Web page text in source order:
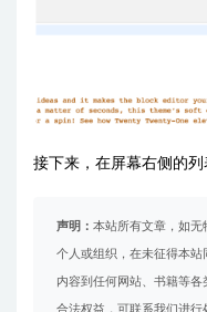
接下来，在屏幕右侧的列
声明： 本站所有文章，如无
个人或组织，在未征得本
内容到任何网站、书籍等
合法权益，可联系我们进行